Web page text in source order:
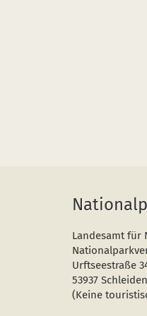
Landesamt für
Urftseestraße
53937
(Keine